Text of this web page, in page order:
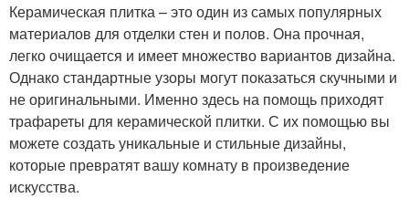
Керамическая плитка – это один из самых популярных
материалов для отделки стен и полов. Она прочная,
легко очищается и имеет множество вариантов дизайна.
Однако стандартные узоры могут показаться скучными и
не оригинальными. Именно здесь на помощь приходят
трафареты для керамической плитки. С их помощью вы
можете создать уникальные и стильные дизайны,
которые превратят вашу комнату в произведение
искусства.